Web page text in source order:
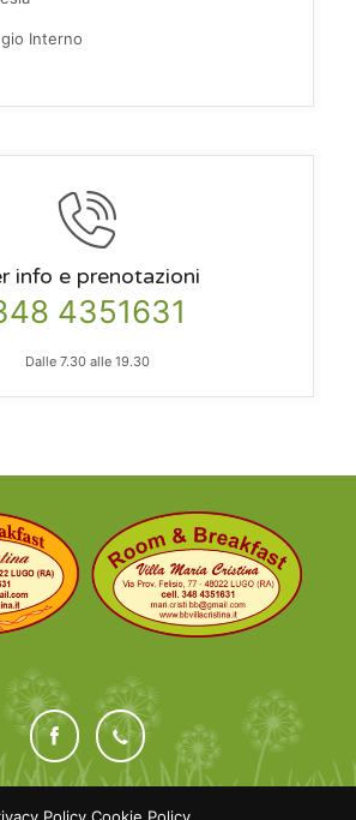
Interno
info e prenotazioni
4351631
Dalle 7.30 alle 19.30